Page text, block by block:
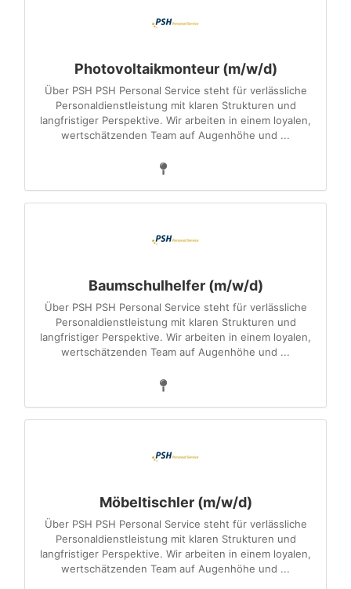
Photovoltaikmonteur (m/w/d)
Über PSH PSH Personal Service steht für verlässliche
Personaldienstleistung mit klaren Strukturen und
langfristiger Perspektive. Wir arbeiten in einem loyalen,
wertschätzenden Team auf Augenhöhe und ...
Baumschulhelfer (m/w/d)
Über PSH PSH Personal Service steht für verlässliche
Personaldienstleistung mit klaren Strukturen und
langfristiger Perspektive. Wir arbeiten in einem loyalen,
wertschätzenden Team auf Augenhöhe und ...
Möbeltischler (m/w/d)
Über PSH PSH Personal Service steht für verlässliche
Personaldienstleistung mit klaren Strukturen und
langfristiger Perspektive. Wir arbeiten in einem loyalen,
wertschätzenden Team auf Augenhöhe und ...